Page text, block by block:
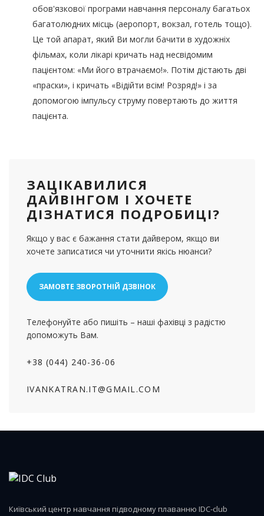
обов'язкової програми навчання персоналу багатьох
багатолюдних місць (аеропорт, вокзал, готель тощо).
Це той апарат, який Ви могли бачити в художніх
фільмах, коли лікарі кричать над несвідомим
пацієнтом: «Ми його втрачаємо!». Потім дістають дві
«праски», і кричать «Відійти всім! Розряд!» і за
допомогою імпульсу струму повертають до життя
пацієнта.
ЗАЦІКАВИЛИСЯ
ДАЙВІНГОМ І ХОЧЕТЕ
ДІЗНАТИСЯ ПОДРОБИЦІ?
Якщо у вас є бажання стати дайвером, якщо ви
хочете записатися чи уточнити якісь нюанси?
ЗАМОВТЕ ЗВОРОТНІЙ ДЗВІНОК
Телефонуйте або пишіть – наші фахівці з радістю
допоможуть Вам.
+38 (044) 240-36-06
IVANKATRAN.IT@GMAIL.COM
Київський центр навчання підводному плаванню IDC-club